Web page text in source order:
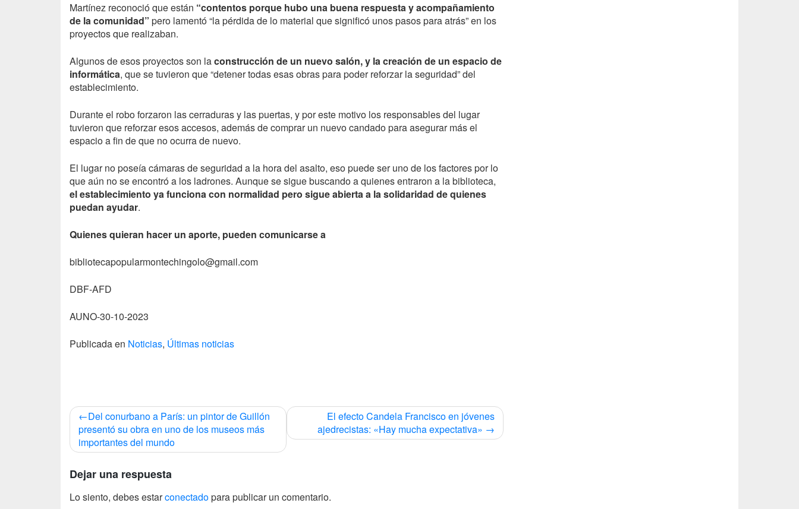
Martínez reconoció que están “contentos porque hubo una buena respuesta y acompañamiento
de la comunidad” pero lamentó “la pérdida de lo material que significó unos pasos para atrás” en los
proyectos que realizaban.
Algunos de esos proyectos son laconstrucción de un nuevo salón, y la creación de un espacio de
informática, que se tuvieron que “detener todas esas obras para poder reforzar la seguridad” del
establecimiento.
Durante el robo forzaron las cerraduras y las puertas, y por este motivo los responsables del lugar
tuvieron que reforzar esos accesos, además de comprar un nuevo candado para asegurar más el
espacio a fin de que no ocurra de nuevo.
El lugar no poseía cámaras de seguridad a la hora del asalto, eso puede ser uno de los factores por lo
que aún no se encontró a los ladrones. Aunque se sigue buscando a quienes entraron a la biblioteca,
el establecimiento ya funciona con normalidad pero sigue abierta a la solidaridad de quienes
puedan ayudar.
Quienes quieran hacer un aporte, pueden comunicarse a
bibliotecapopularmontechingolo@gmail.com
DBF-AFD
AUNO-30-10-2023
Publicada en Noticias, Últimas noticias
Navegación
de
entradas
Del conurbano a París: un pintor de Guillón
presentó su obra en uno de los museos más
importantes del mundo
El efecto Candela Francisco en jóvenes
ajedrecistas: «Hay mucha expectativa»
Dejar una respuesta
Lo siento, debes estarconectadopara publicar un comentario.